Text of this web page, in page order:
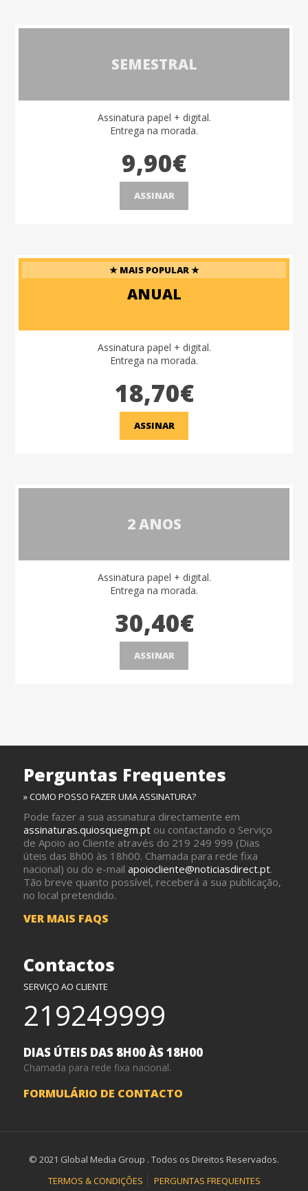
SEMESTRAL
Assinatura papel + digital.
Entrega na morada.
9,90€
ASSINAR
★ MAIS POPULAR ★
ANUAL
Assinatura papel + digital.
Entrega na morada.
18,70€
ASSINAR
2 ANOS
Assinatura papel + digital.
Entrega na morada.
30,40€
ASSINAR
Perguntas Frequentes
» COMO POSSO FAZER UMA ASSINATURA?
Pode fazer a sua assinatura directamente em
assinaturas.quiosquegm.ptou contactando o Serviço
de Apoio ao Cliente através do 219 249 999 (Dias
úteis das 8h00 às 18h00. Chamada para rede fixa
nacional) ou do e-mail apoiocliente@noticiasdirect.pt.
Tão breve quanto possível, receberá a sua publicação,
no local pretendido.
VER MAIS FAQS
Contactos
SERVIÇO AO CLIENTE
219249999
DIAS ÚTEIS DAS 8H00 ÀS 18H00
Chamada para rede fixa nacional.
FORMULÁRIO DE CONTACTO
© 2021 Global Media Group . Todos os Direitos Reservados.
TERMOS & CONDIÇÕES
PERGUNTAS FREQUENTES